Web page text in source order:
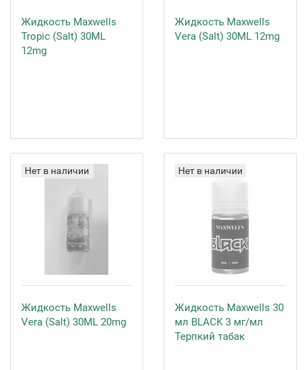
Жидкость Maxwells
Tropic (Salt) 30ML
12mg
Жидкость Maxwells
Vera (Salt) 30ML 12mg
Нет в наличии
Жидкость Maxwells
Vera (Salt) 30ML 20mg
Нет в наличии
Жидкость Maxwells 30
мл BLACK 3 мг/мл
Терпкий табак